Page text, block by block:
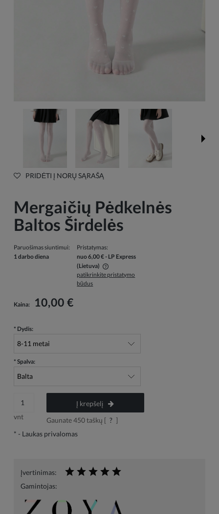
PRIDĖTI Į NORŲ SĄRAŠĄ
Mergaičių Pėdkelnės
Baltos Širdelės
Paruošimas siuntimui:
1 darbo diena
Pristatymas:
nuo 6,00 €- LP Express
(Lietuva)
Į kainą neįskaičiuotos galimos mokėjimo išlaidos
patikrinkite pristatymo
būdus
Kaina: 10,00 €
* Dydis:
* Spalva:
vnt
Į krepšelį
Gaunate450taškų [ ? ]
* - Laukas privalomas
Įvertinimas:
Gamintojas: